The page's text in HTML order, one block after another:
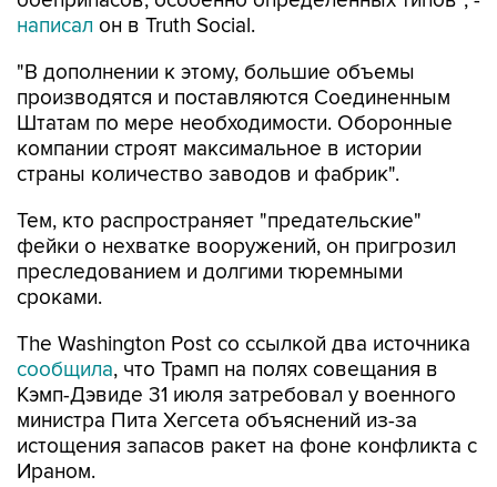
написал он в Truth Social.
"В дополнении к этому, большие объемы
производятся и поставляются Соединенным
Штатам по мере необходимости. Оборонные
компании строят максимальное в истории
страны количество заводов и фабрик".
Тем, кто распространяет "предательские"
фейки о нехватке вооружений, он пригрозил
преследованием и долгими тюремными
сроками.
The Washington Post со ссылкой два источника
сообщила, что Трамп на полях совещания в
Кэмп-Дэвиде 31 июля затребовал у военного
министра Пита Хегсета объяснений из-за
истощения запасов ракет на фоне конфликта с
Ираном.